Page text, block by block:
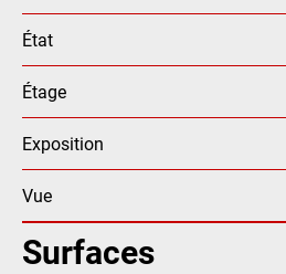
État
Étage
Exposition
Vue
Surfaces